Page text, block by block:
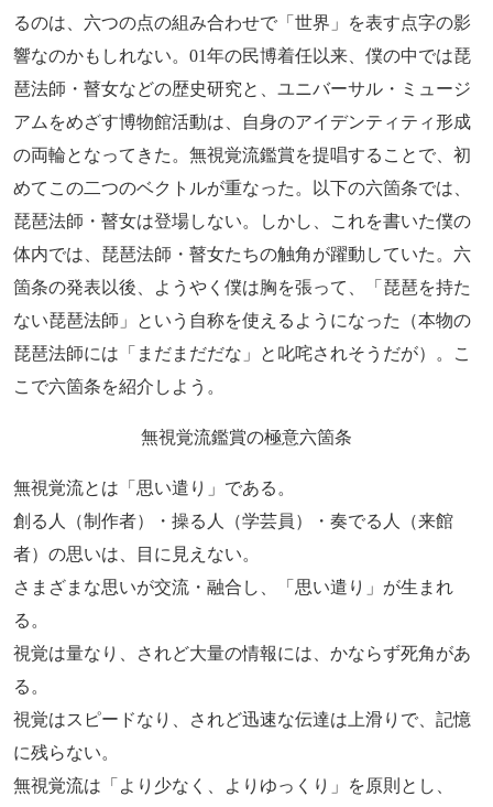
るのは、六つの点の組み合わせで「世界」を表す点字の影
響なのかもしれない。01年の民博着任以来、僕の中では琵
琶法師・瞽女などの歴史研究と、ユニバーサル・ミュージ
アムをめざす博物館活動は、自身のアイデンティティ形成
の両輪となってきた。無視覚流鑑賞を提唱することで、初
めてこの二つのベクトルが重なった。以下の六箇条では、
琵琶法師・瞽女は登場しない。しかし、これを書いた僕の
体内では、琵琶法師・瞽女たちの触角が躍動していた。六
箇条の発表以後、ようやく僕は胸を張って、「琵琶を持た
ない琵琶法師」という自称を使えるようになった（本物の
琵琶法師には「まだまだだな」と叱咤されそうだが）。こ
こで六箇条を紹介しよう。
無視覚流鑑賞の極意六箇条
無視覚流とは「思い遣り」である。
創る人（制作者）・操る人（学芸員）・奏でる人（来館
者）の思いは、目に見えない。
さまざまな思いが交流・融合し、「思い遣り」が生まれ
る。
視覚は量なり、されど大量の情報には、かならず死角があ
る。
視覚はスピードなり、されど迅速な伝達は上滑りで、記憶
に残らない。
無視覚流は「より少なく、よりゆっくり」を原則とし、